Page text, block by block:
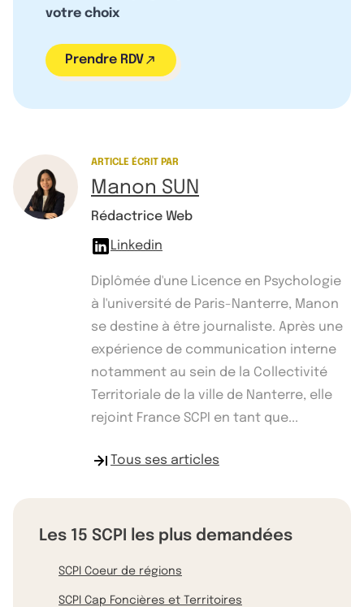
votre choix
Prendre RDV
ARTICLE ÉCRIT PAR
Manon SUN
Rédactrice Web
Linkedin
Diplômée d'une Licence en Psychologie
à l'université de Paris-Nanterre, Manon
se destine à être journaliste. Après une
expérience de communication interne
notamment au sein de la Collectivité
Territoriale de la ville de Nanterre, elle
rejoint France SCPI en tant que...
Tous ses articles
Les 15 SCPI les plus demandées
SCPI Coeur de régions
SCPI Cap Foncières et Territoires